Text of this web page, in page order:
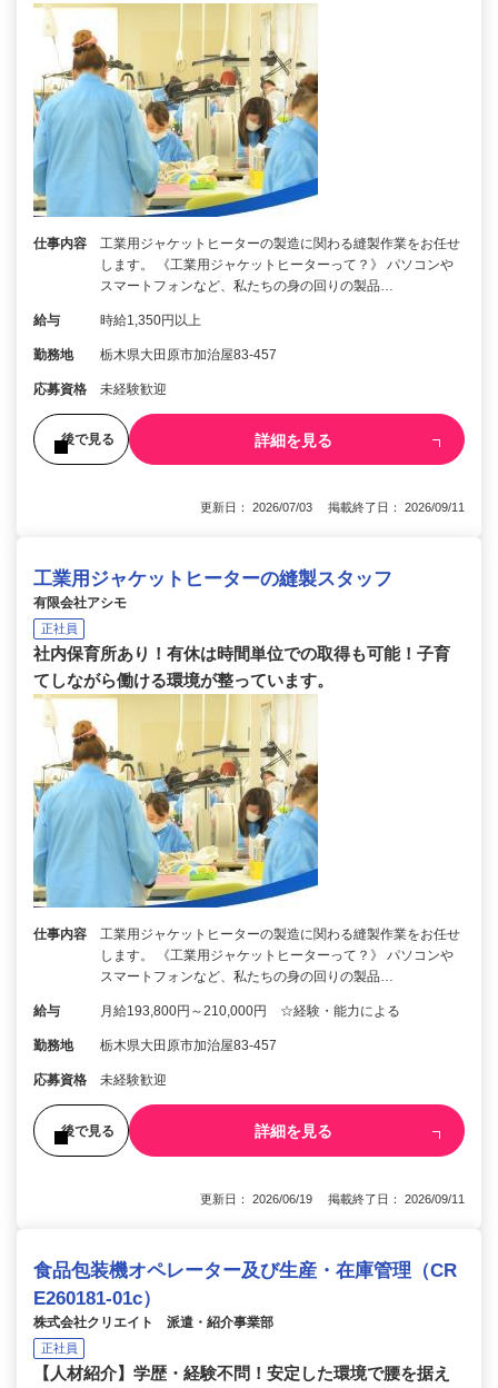
仕事内容
工業用ジャケットヒーターの製造に関わる縫製作業をお任せ
します。 《工業用ジャケットヒーターって？》 パソコンや
スマートフォンなど、私たちの身の回りの製品…
給与 時給1,350円以上
勤務地 栃木県大田原市加治屋83-457
応募資格 未経験歓迎
後で見る 詳細を見る
更新日： 2026/07/03 掲載終了日： 2026/09/11
工業用ジャケットヒーターの縫製スタッフ
有限会社アシモ
正社員
社内保育所あり！有休は時間単位での取得も可能！子育
てしながら働ける環境が整っています。
仕事内容
工業用ジャケットヒーターの製造に関わる縫製作業をお任せ
します。 《工業用ジャケットヒーターって？》 パソコンや
スマートフォンなど、私たちの身の回りの製品…
給与 月給193,800円～210,000円 ☆経験・能力による
勤務地 栃木県大田原市加治屋83-457
応募資格 未経験歓迎
後で見る 詳細を見る
更新日： 2026/06/19 掲載終了日： 2026/09/11
食品包装機オペレーター及び生産・在庫管理（CR
E260181-01c）
株式会社クリエイト 派遣・紹介事業部
正社員
【人材紹介】学歴・経験不問！安定した環境で腰を据え